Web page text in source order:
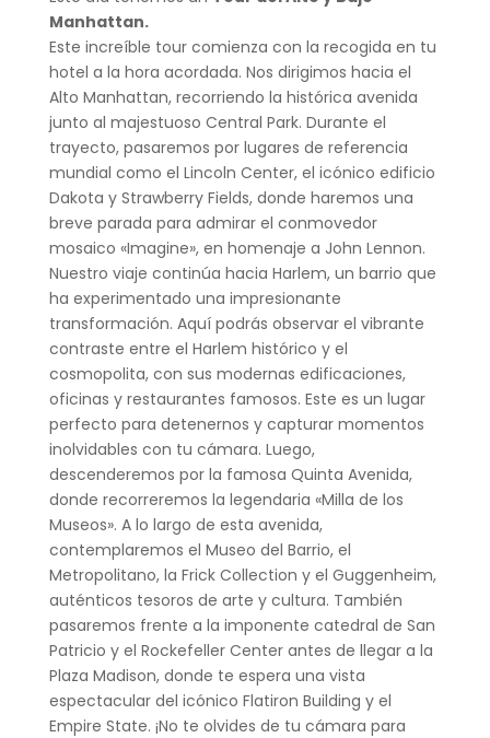
Manhattan.
Este increíble tour comienza con la recogida en tu
hotel a la hora acordada. Nos dirigimos hacia el
Alto Manhattan, recorriendo la histórica avenida
junto al majestuoso Central Park. Durante el
trayecto, pasaremos por lugares de referencia
mundial como el Lincoln Center, el icónico edificio
Dakota y Strawberry Fields, donde haremos una
breve parada para admirar el conmovedor
mosaico «Imagine», en homenaje a John Lennon.
Nuestro viaje continúa hacia Harlem, un barrio que
ha experimentado una impresionante
transformación. Aquí podrás observar el vibrante
contraste entre el Harlem histórico y el
cosmopolita, con sus modernas edificaciones,
oficinas y restaurantes famosos. Este es un lugar
perfecto para detenernos y capturar momentos
inolvidables con tu cámara. Luego,
descenderemos por la famosa Quinta Avenida,
donde recorreremos la legendaria «Milla de los
Museos». A lo largo de esta avenida,
contemplaremos el Museo del Barrio, el
Metropolitano, la Frick Collection y el Guggenheim,
auténticos tesoros de arte y cultura. También
pasaremos frente a la imponente catedral de San
Patricio y el Rockefeller Center antes de llegar a la
Plaza Madison, donde te espera una vista
espectacular del icónico Flatiron Building y el
Empire State. ¡No te olvides de tu cámara para